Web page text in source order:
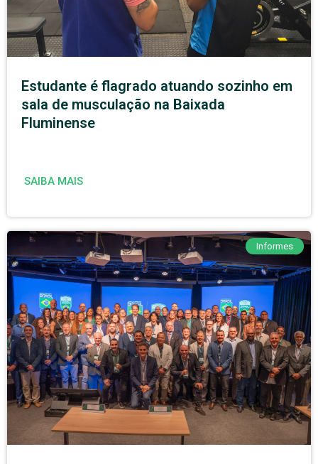
Estudante é flagrado atuando sozinho em
sala de musculação na Baixada
Fluminense
SAIBA MAIS
Informes